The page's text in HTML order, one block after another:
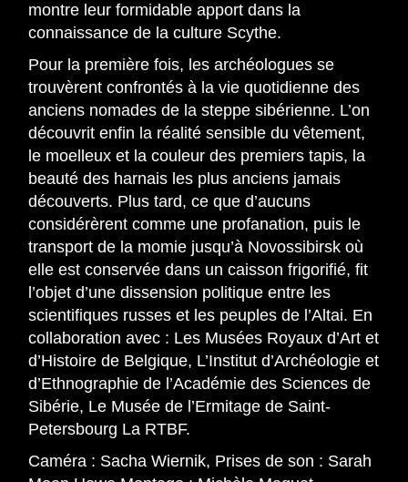
montre leur formidable apport dans la
connaissance de la culture Scythe.
Pour la première fois, les archéologues se
trouvèrent confrontés à la vie quotidienne des
anciens nomades de la steppe sibérienne. L’on
découvrit enfin la réalité sensible du vêtement,
le moelleux et la couleur des premiers tapis, la
beauté des harnais les plus anciens jamais
découverts. Plus tard, ce que d’aucuns
considérèrent comme une profanation, puis le
transport de la momie jusqu’à Novossibirsk où
elle est conservée dans un caisson frigorifié, fit
l’objet d’une dissension politique entre les
scientifiques russes et les peuples de l’Altai. En
collaboration avec : Les Musées Royaux d’Art et
d’Histoire de Belgique, L’Institut d’Archéologie et
d’Ethnographie de l’Académie des Sciences de
Sibérie, Le Musée de l’Ermitage de Saint-
Petersbourg La RTBF.
Caméra : Sacha Wiernik, Prises de son : Sarah